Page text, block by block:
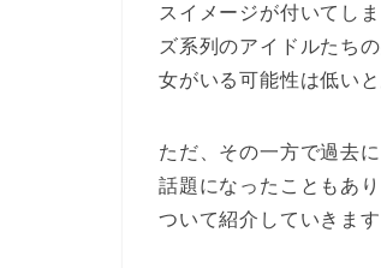
スイメージが付いてし
ズ系列のアイドルたち
女がいる可能性は低いと
ただ、その一方で過去
話題になったこともあ
ついて紹介していきます